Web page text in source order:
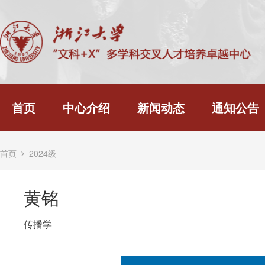
首页 中心介绍 新闻动态 通知公告
首页 2024级
黄铭
传播学